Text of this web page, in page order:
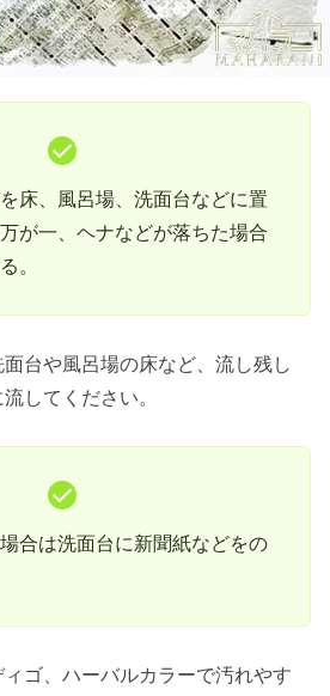
床、風呂場、洗面台などに置
が一、ヘナなどが落ちた場合
。
台や風呂場の床など、流し残し
してください。
合は洗面台に新聞紙などをの
ゴ、ハーバルカラーで汚れやす